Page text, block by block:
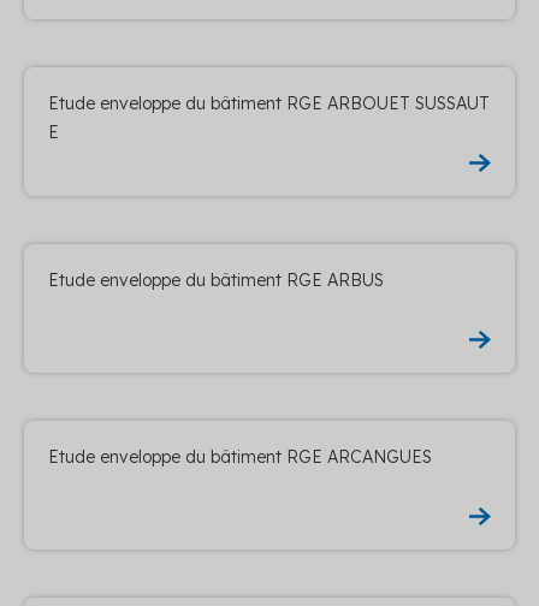
Etude enveloppe du bâtiment RGE ARBOUET SUSSAUT
E
Etude enveloppe du bâtiment RGE ARBUS
Etude enveloppe du bâtiment RGE ARCANGUES